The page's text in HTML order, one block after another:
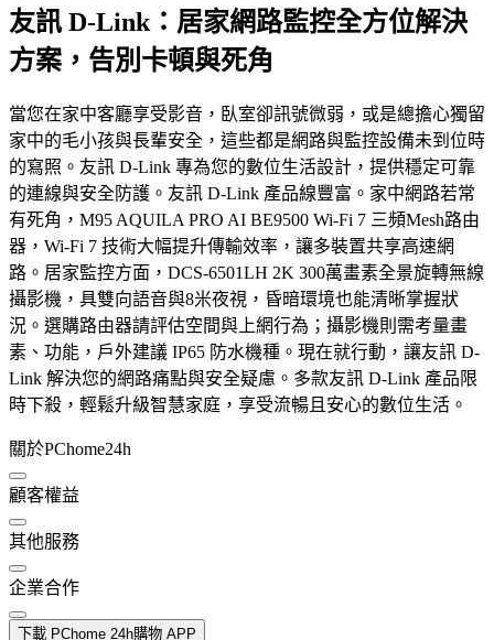
友訊 D-Link：居家網路監控全方位解決
方案，告別卡頓與死角
當您在家中客廳享受影音，臥室卻訊號微弱，或是總擔心獨留
家中的毛小孩與長輩安全，這些都是網路與監控設備未到位時
的寫照。友訊 D-Link 專為您的數位生活設計，提供穩定可靠
的連線與安全防護。友訊 D-Link 產品線豐富。家中網路若常
有死角，M95 AQUILA PRO AI BE9500 Wi-Fi 7 三頻Mesh路由
器，Wi-Fi 7 技術大幅提升傳輸效率，讓多裝置共享高速網
路。居家監控方面，DCS-6501LH 2K 300萬畫素全景旋轉無線
攝影機，具雙向語音與8米夜視，昏暗環境也能清晰掌握狀
況。選購路由器請評估空間與上網行為；攝影機則需考量畫
素、功能，戶外建議 IP65 防水機種。現在就行動，讓友訊 D-
Link 解決您的網路痛點與安全疑慮。多款友訊 D-Link 產品限
時下殺，輕鬆升級智慧家庭，享受流暢且安心的數位生活。
關於PChome24h
顧客權益
其他服務
企業合作
下載 PChome 24h購物 APP